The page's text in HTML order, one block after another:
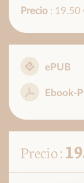
Precio : 19.50
ePUB
Ebook-
Precio :